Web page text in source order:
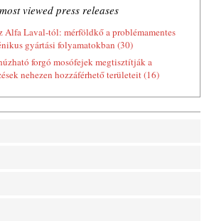
viewed press releases
Alfa Laval-tól: mérföldkő a problémamentes
gyártási folyamatokban (30)
forgó mosófejek megtisztítják a
nehezen hozzáférhető területeit (16)